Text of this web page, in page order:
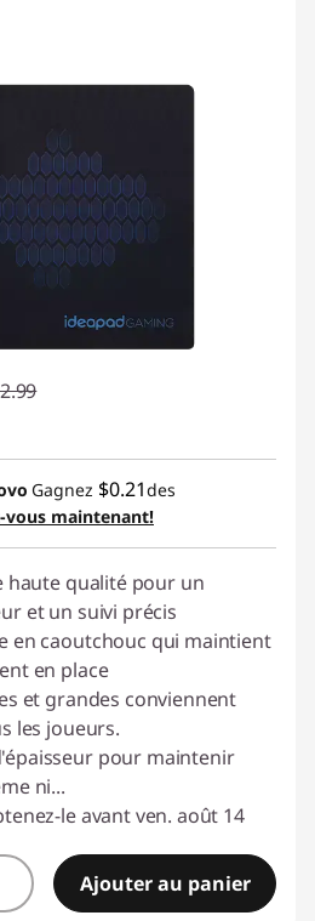
:-$6.00
Gagnez $0.21des
vous maintenant!
haute qualité pour un
et un suivi précis
en caoutchouc qui maintient
en place
et grandes conviennent
les joueurs.
pour maintenir
ni...
le avant ven. août 14
Ajouter au panier